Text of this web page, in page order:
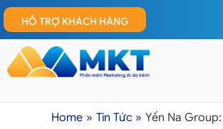
HỖ TRỢ KHÁCH HÀNG
Home Tin Tức Yến Na